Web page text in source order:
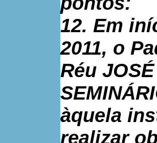
12. Em
2011, o
Réu
àquela
realizar